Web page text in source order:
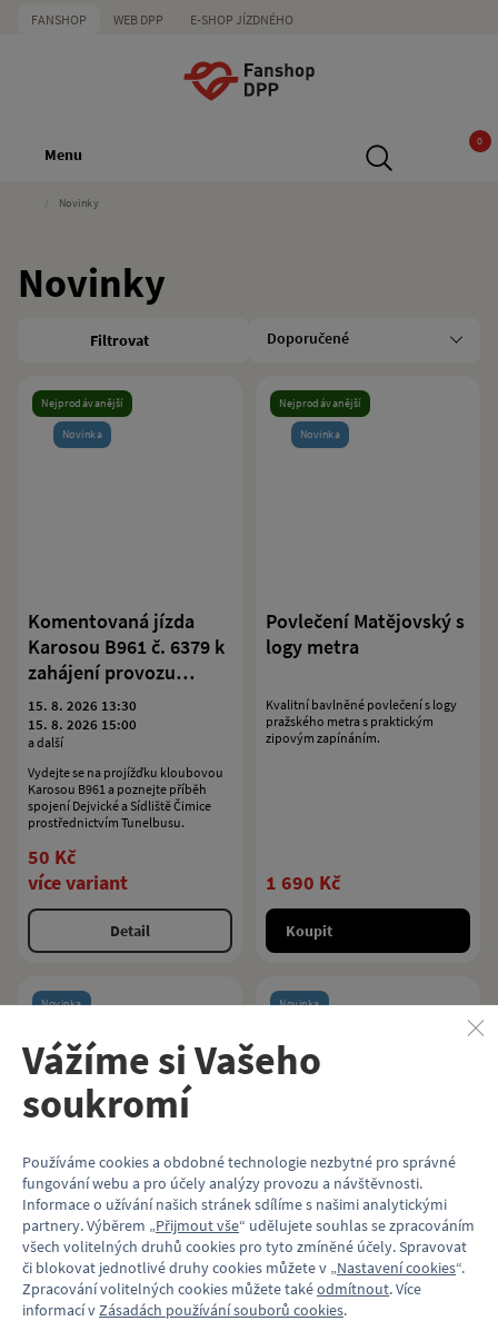
FANSHOP WEB DPP E-SHOP JÍZDNÉHO
Menu
0
Novinky
Novinky
Filtrovat
Nejprodávanější
Novinka
Komentovaná jízda
Karosou B961 č. 6379 k
zahájení provozu
Tunelbusu v trase
Dejvická – Sídliště
Čimice
15. 8. 2026 13:30
15. 8. 2026 15:00
a další
Vydejte se na projížďku kloubovou
Karosou B961 a poznejte příběh
spojení Dejvické a Sídliště Čimice
prostřednictvím Tunelbusu.
50 Kč
více variant
Detail
Nejprodávanější
Novinka
Povlečení Matějovský s
logy metra
Kvalitní bavlněné povlečení s logy
pražského metra s praktickým
zipovým zapínáním.
1 690 Kč
Koupit
Novinka
Pěnová tramvaj ČKD
Tatra KT8D5R.N2P
Pěnový model pražské tramvaje
typu ČKD Tatra KT8D5.
Novinka
Pěnové metro M1
(výročí 25 let provozu)
Pěnový model jubilejního vozu
pražského metra typu M1.
Vážíme si Vašeho
soukromí
Používáme cookies a obdobné technologie nezbytné pro správné
fungování webu a pro účely analýzy provozu a návštěvnosti.
Informace o užívání našich stránek sdílíme s našimi analytickými
partnery. Výběrem „Přijmout vše“ udělujete souhlas se zpracováním
všech volitelných druhů cookies pro tyto zmíněné účely. Spravovat
či blokovat jednotlivé druhy cookies můžete v „Nastavení cookies“.
Zpracování volitelných cookies můžete takéodmítnout. Více
informací v Zásadách používání souborů cookies.